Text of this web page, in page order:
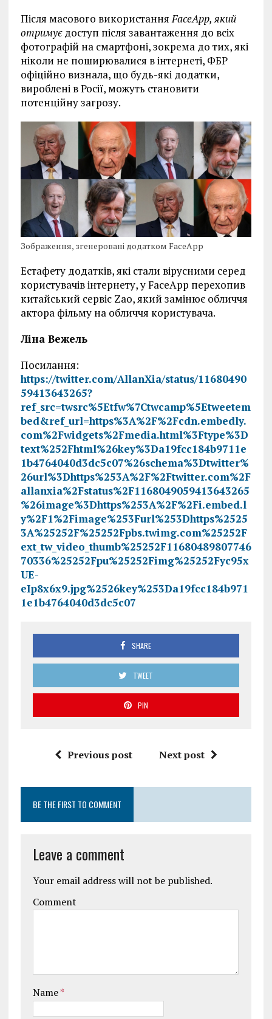
Після масового використання FaceApp, який
отримує доступ після завантаження до всіх
фотографій на смартфоні, зокрема до тих, які
ніколи не поширювалися в інтернеті, ФБР
офіційно визнала, що будь-які додатки,
вироблені в Росії, можуть становити
потенційну загрозу.
Зображення, згенеровані додатком FaceApp
Естафету додатків, які стали вірусними серед
користувачів інтернету, у FaceApp перехопив
китайський сервіс Zao, який замінює обличчя
актора фільму на обличчя користувача.
Ліна Вежель
Посилання:
https://twitter.com/AllanXia/status/11680490
59413643265?
ref_src=twsrc%5Etfw%7Ctwcamp%5Etweetem
bed&ref_url=https%3A%2F%2Fcdn.embedly.
com%2Fwidgets%2Fmedia.html%3Ftype%3D
text%252Fhtml%26key%3Da19fcc184b9711e
1b4764040d3dc5c07%26schema%3Dtwitter%
26url%3Dhttps%253A%2F%2Ftwitter.com%2F
allanxia%2Fstatus%2F1168049059413643265
%26image%3Dhttps%253A%2F%2Fi.embed.l
y%2F1%2Fimage%253Furl%253Dhttps%2525
3A%25252F%25252Fpbs.twimg.com%25252F
ext_tw_video_thumb%25252F11680489807746
70336%25252Fpu%25252Fimg%25252Fyc95x
UE-
eIp8x6x9.jpg%2526key%253Da19fcc184b971
1e1b4764040d3dc5c07
SHARE
TWEET
PIN
Previous post Next post
BE THE FIRST TO COMMENT
Leave a comment
Your email address will not be published.
Comment
Name*